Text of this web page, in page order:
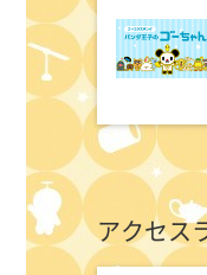
太
の
ザ
旅
下
アクセス